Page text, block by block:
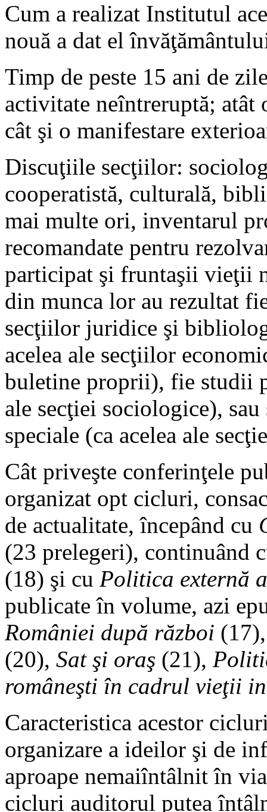
Cum a realizat Institutul
nouă a dat el
Timp de peste 15 ani de
activitate neîntreruptă;
cât şi o manifestare
Discuţiile secţiilor:
cooperatistă, culturală,
mai multe ori, inventarul
recomandate pentru
participat şi fruntaşii vieţii
din munca lor au rezultat
secţiilor juridice şi
acelea ale secţiilor
buletine proprii), fie studii
ale secţiei sociologice),
speciale (ca acelea ale
Cât priveşte conferinţele
organizat opt cicluri,
de actualitate, începând cu
(23 prelegeri), continuând
(18) şi cu Politica externă
publicate în volume, azi
României după război
(20), Sat şi oraş (21),
româneşti în cadrul vieţii
Caracteristica acestor
organizare a ideilor şi de
aproape nemaiîntâlnit în
cicluri auditorul putea